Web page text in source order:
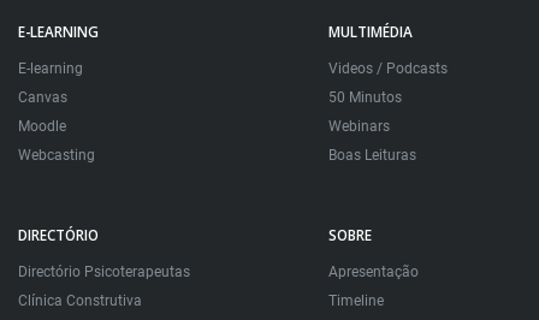
E-LEARNING
E-learning
Canvas
Moodle
Webcasting
MULTIMÉDIA
Videos / Podcasts
50 Minutos
Webinars
Boas Leituras
DIRECTÓRIO
Directório Psicoterapeutas
Clínica Construtiva
SOBRE
Apresentação
Timeline